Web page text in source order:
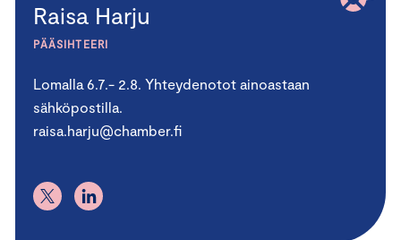
Raisa Harju
PÄÄSIHTEERI
Lomalla 6.7.- 2.8. Yhteydenotot ainoastaan
sähköpostilla.
raisa.harju@chamber.fi